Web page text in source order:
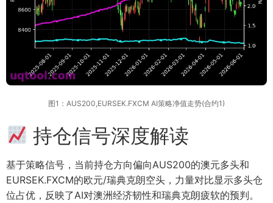
图1：AUS200,EURSEK.FXCM AI策略净值走势(合约1)
持仓信号深度解读
基于策略信号，当前持仓方向偏向AUS200的澳元多头和
EURSEK.FXCM的欧元/瑞典克朗空头，力量对比显示多头仓
位占优，反映了AI对澳洲经济韧性和瑞典克朗疲软的预判。